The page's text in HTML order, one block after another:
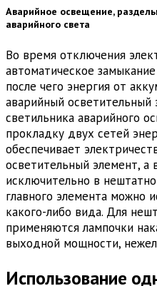
Аварийное освещение,
аварийного света
Во время отключения
автоматическое
после чего энергия от
аварийный осветительный
светильника аварийного
прокладку двух сетей
обеспечивает
осветительный элемент, а
исключительно в
главного элемента можно
какого-либо вида. Для
применяются лампочки
выходной мощности,
Использование